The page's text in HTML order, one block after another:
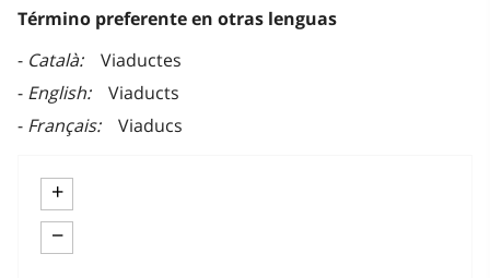
Término preferente en otras lenguas
Català
Viaductes
English
Viaducts
Français
Viaducs
+
−